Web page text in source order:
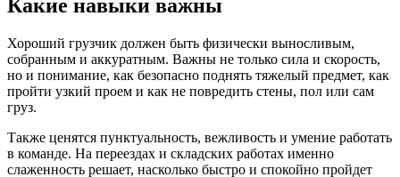
Какие навыки важны
Хороший грузчик должен быть физически выносливым,
собранным и аккуратным. Важны не только сила и скорость,
но и понимание, как безопасно поднять тяжелый предмет, как
пройти узкий проем и как не повредить стены, пол или сам
груз.
Также ценятся пунктуальность, вежливость и умение работать
в команде. На переездах и складских работах именно
слаженность решает, насколько быстро и спокойно пройдет